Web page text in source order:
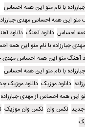
با نام منو این همه احساس
منو این همه احساس مهدی
همه احساس دانلود آهنگ دانلود
جبارزاده با نام منو این همه
آهنگ منو این همه احساس مهدی
با نام منو این همه احساس
دانلود موزیک دانلود موزیک
این همه احساس از مهدی جبارزاده
نکس وان نکس وان موزیک